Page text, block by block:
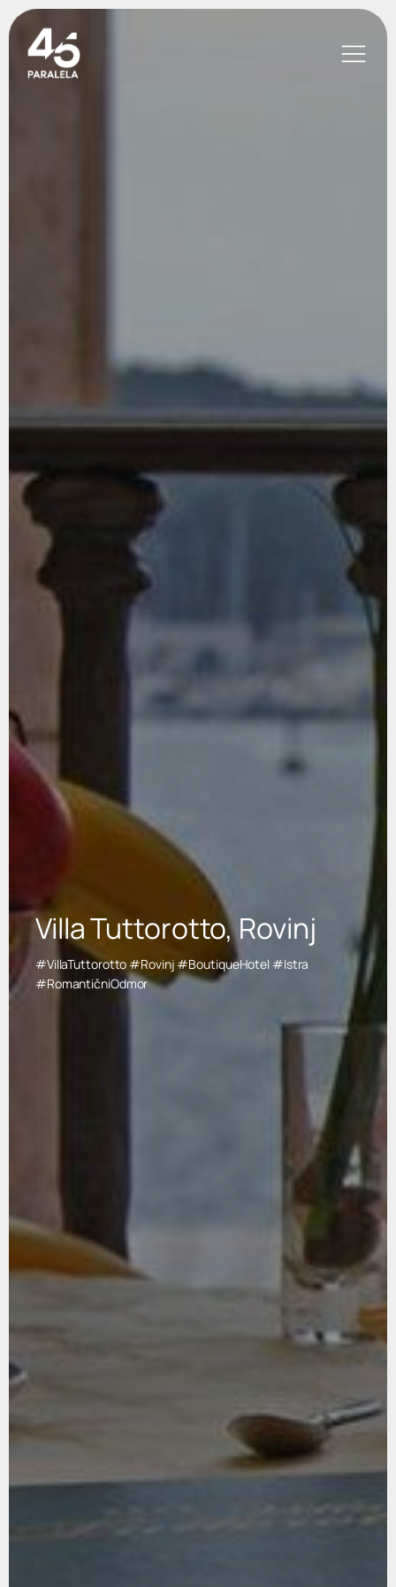
Villa Tuttorotto, Rovinj
#VillaTuttorotto #Rovinj #BoutiqueHotel #Istra
#RomantičniOdmor